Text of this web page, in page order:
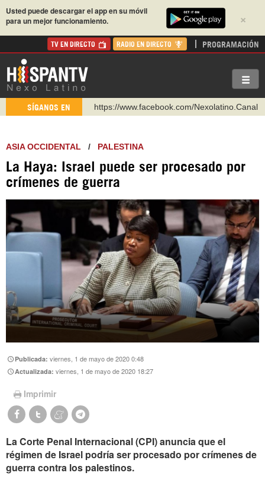
×
Usted puede descargar el app en su móvil
para un mejor funcionamiento.
TV EN DIRECTO RADIO EN DIRECTO PROGRAMACIÓN
SÍGANOS EN
https://www.facebook.com/Nexolatino.Canal
https://urmedium.com/c/hispantv
Instagram como: hispan_tv
ASIA OCCIDENTAL / PALESTINA
La Haya: Israel puede ser procesado por
crímenes de guerra
Publicada:viernes, 1 de mayo de 2020 0:48
Actualizada:viernes, 1 de mayo de 2020 18:27
Imprimir
La Corte Penal Internacional (CPI) anuncia que el
régimen de Israel podría ser procesado por crímenes de
guerra contra los palestinos.